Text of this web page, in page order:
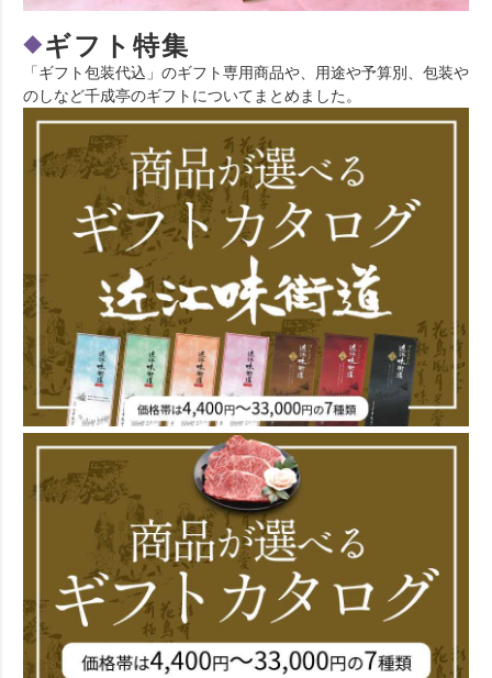
◆ ギフト特集
「ギフト包装代込」のギフト専用商品や、用途や予算別、包装や
のしなど千成亭のギフトについてまとめました。